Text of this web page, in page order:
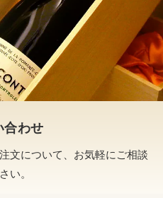
合わせ
文について、お気軽にご相談
い。